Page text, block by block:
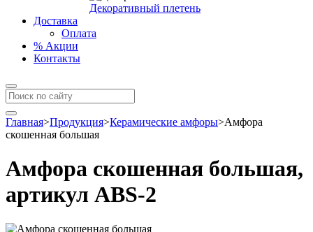
Декоративный плетень
Доставка
Оплата
% Акции
Контакты
Главная>Продукция>Керамические амфоры>Амфора
скошенная большая
Амфора скошенная большая,
артикул ABS-2